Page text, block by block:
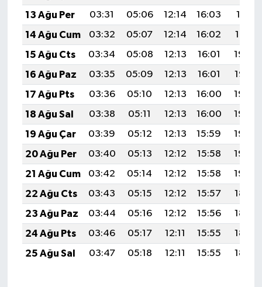
13 Ağu Per
03:31 05:06 12:14 16:03
19:11
14 Ağu Cum
03:32 05:07 12:14 16:02
19:10
15 Ağu Cts
03:34 05:08 12:13 16:01
19:09
16 Ağu Paz
03:35 05:09 12:13 16:01
19:07
17 Ağu Pts
03:36 05:10 12:13 16:00
19:06
18 Ağu Sal
03:38 05:11 12:13 16:00
19:05
19 Ağu Çar
03:39 05:12 12:13 15:59
19:03
20 Ağu Per
03:40 05:13 12:12 15:58
19:02
21 Ağu Cum
03:42 05:14 12:12 15:58
19:00
22 Ağu Cts
03:43 05:15 12:12 15:57
18:59
23 Ağu Paz
03:44 05:16 12:12 15:56
18:57
24 Ağu Pts
03:46 05:17 12:11 15:55
18:56
25 Ağu Sal
03:47 05:18 12:11 15:55 18:54